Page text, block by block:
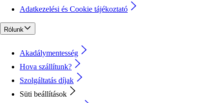
Adatkezelési és Cookie tájékoztató
Rólunk
Akadálymentesség
Hova szállítunk?
Szolgáltatás díjak
Süti beállítások